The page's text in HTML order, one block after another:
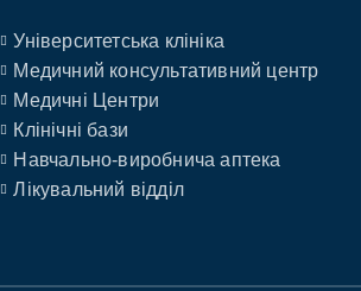
Університетська клініка
Медичний консультативний центр
Медичні Центри
Клінічні бази
Навчально-виробнича аптека
Лікувальний відділ